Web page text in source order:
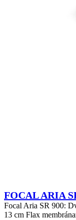
FOCAL ARIA
Focal Aria SR 900:
13 cm Flax